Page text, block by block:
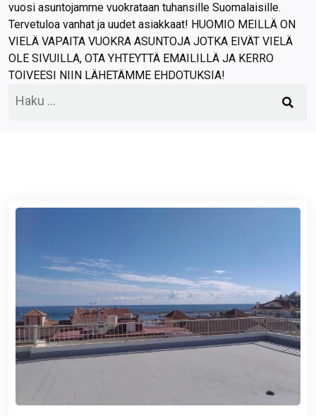
vuosi asuntojamme vuokrataan tuhansille Suomalaisille.
Tervetuloa vanhat ja uudet asiakkaat! HUOMIO MEILLÄ ON
VIELÄ VAPAITA VUOKRA ASUNTOJA JOTKA EIVÄT VIELÄ
OLE SIVUILLA, OTA YHTEYTTÄ EMAILILLÄ JA KERRO
TOIVEESI NIIN LÄHETÄMME EHDOTUKSIA!